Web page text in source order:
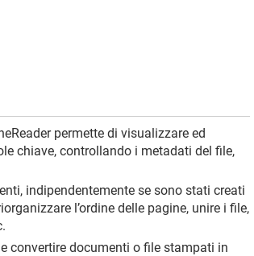
permette di visualizzare ed
chiave, controllando i metadati del file,
indipendentemente se sono stati creati
l’ordine delle pagine, unire i file,
convertire documenti o file stampati in